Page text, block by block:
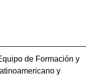
de Formación y
y